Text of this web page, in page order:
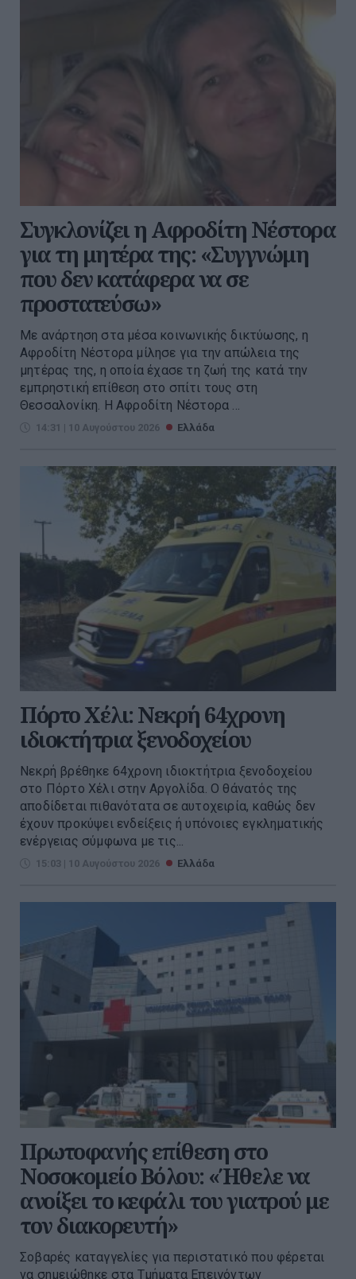
Συγκλονίζει η Αφροδίτη Νέστορα
για τη μητέρα της: «Συγγνώμη
που δεν κατάφερα να σε
προστατεύσω»
Με ανάρτηση στα μέσα κοινωνικής δικτύωσης, η
Αφροδίτη Νέστορα μίλησε για την απώλεια της
μητέρας της, η οποία έχασε τη ζωή της κατά την
εμπρηστική επίθεση στο σπίτι τους στη
Θεσσαλονίκη. Η Αφροδίτη Νέστορα ...
14:31 | 10 Αυγούστου 2026 Ελλάδα
Πόρτο Χέλι: Νεκρή 64χρονη
ιδιοκτήτρια ξενοδοχείου
Νεκρή βρέθηκε 64χρονη ιδιοκτήτρια ξενοδοχείου
στο Πόρτο Χέλι στην Αργολίδα. Ο θάνατός της
αποδίδεται πιθανότατα σε αυτοχειρία, καθώς δεν
έχουν προκύψει ενδείξεις ή υπόνοιες εγκληματικής
ενέργειας σύμφωνα με τις...
15:03 | 10 Αυγούστου 2026 Ελλάδα
Πρωτοφανής επίθεση στο
Νοσοκομείο Βόλου: «Ήθελε να
ανοίξει το κεφάλι του γιατρού με
τον διακορευτή»
Σοβαρές καταγγελίες για περιστατικό που φέρεται
να σημειώθηκε στα Τμήματα Επειγόντων